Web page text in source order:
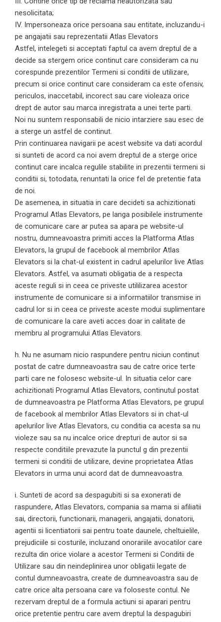
nesolicitata;
IV. Impersoneaza orice persoana sau entitate, incluzandu-i
pe angajatii sau reprezentatii Atlas Elevators
Astfel, intelegeti si acceptati faptul ca avem dreptul de a
decide sa stergem orice continut care consideram ca nu
corespunde prezentilor Termeni si conditii de utilizare,
precum si orice continut care consideram ca este ofensiv,
periculos, inaccetabil, incorect sau care violeaza orice
drept de autor sau marca inregistrata a unei terte parti.
Noi nu suntem responsabili de nicio intarziere sau esec de
a sterge un astfel de continut.
Prin continuarea navigarii pe acest website va dati acordul
si sunteti de acord ca noi avem dreptul de a sterge orice
continut care incalca regulile stabilite in prezentii termeni si
conditii si, totodata, renuntati la orice fel de pretentie fata
de noi.
De asemenea, in situatia in care decideti sa achizitionati
Programul Atlas Elevators, pe langa posibilele instrumente
de comunicare care ar putea sa apara pe website-ul
nostru, dumneavoastra primiti acces la Platforma Atlas
Elevators, la grupul de facebook al membrilor Atlas
Elevators si la chat-ul existent in cadrul apelurilor live Atlas
Elevators. Astfel, va asumati obligatia de a respecta
aceste reguli si in ceea ce priveste utililizarea acestor
instrumente de comunicare si a informatiilor transmise in
cadrul lor si in ceea ce priveste aceste modui suplimentare
de comunicare la care aveti acces doar in calitate de
membru al programului Atlas Elevators.
h. Nu ne asumam nicio raspundere pentru niciun continut
postat de catre dumneavoastra sau de catre orice terte
parti care ne folosesc website-ul. In situatia celor care
achizitionati Programul Atlas Elevators, continutul postat
de dumneavoastra pe Platforma Atlas Elevators, pe grupul
de facebook al membrilor Atlas Elevators si in chat-ul
apelurilor live Atlas Elevators, cu conditia ca acesta sa nu
violeze sau sa nu incalce orice drepturi de autor si sa
respecte conditiile prevazute la punctul g din prezentii
termeni si conditii de utilizare, devine proprietatea Atlas
Elevators in urma unui acord dat de dumneavoastra.
i. Sunteti de acord sa despagubiti si sa exonerati de
raspundere, Atlas Elevators, compania sa mama si afiliatii
sai, directorii, functionarii, managerii, angajatii, donatorii,
agentii si licentiatorii sai pentru toate daunele, cheltuielile,
prejudiciile si costurile, incluzand onorariile avocatilor care
rezulta din orice violare a acestor Termeni si Conditii de
Utilizare sau din neindeplinirea unor obligatii legate de
contul dumneavoastra, create de dumneavoastra sau de
catre orice alta persoana care va foloseste contul. Ne
rezervam dreptul de a formula actiuni si aparari pentru
orice pretentie pentru care avem dreptul la despagubiri